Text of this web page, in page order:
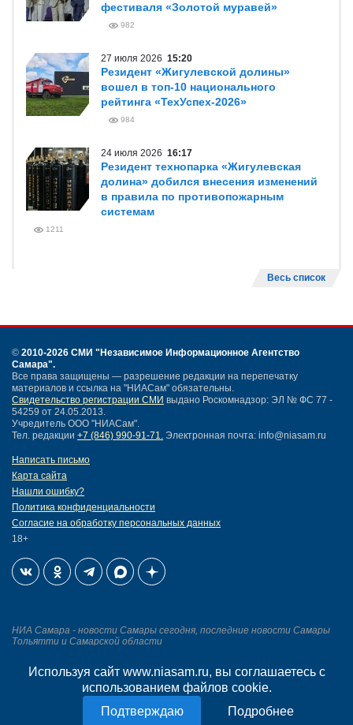
Используя сайт www.niasam.ru, вы соглашаетесь с
использованием файлов cookie.
Подробнее
фестиваля «Золотой муравей»
982
27 июля 2026 15:20
Резидент «Жигулевской долины»
вошел в топ-10 национального
рейтинга «ТехУспех-2026»
984
24 июля 2026 16:17
Резидент технопарка «Жигулевская
долина» добился внесения изменений
в правила по противопожарным
системам
1211
Весь список
© 2010-2026 СМИ "Независимое Информационное Агентство
Самара".
Все права защищены — разрешение редакции на перепечатку
материалов и ссылка на "НИАСам" обязательны.
Свидетельство регистрации СМИ выдано Роскомнадзор: ЭЛ № ФС 77 -
54259 от 24.05.2013.
Учредитель ООО "НИАСам".
Тел. редакции +7 (846) 990-91-71. Электронная почта: info@niasam.ru
Написать письмо
Карта сайта
Нашли ошибку?
Политика конфиденциальности
Согласие на обработку персональных данных
18+
НИА Самара - новости Самары сегодня, последние новости Самары
Тольятти и Самарской области
Создание сайта —
mediaidea